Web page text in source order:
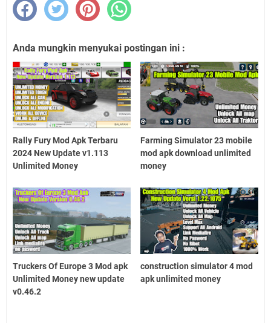
Anda mungkin menyukai postingan ini :
Rally Fury Mod Apk Terbaru
2024 New Update v1.113
Unlimited Money
Farming Simulator 23 mobile
mod apk download unlimited
money
Truckers Of Europe 3 Mod apk
Unlimited Money new update
v0.46.2
construction simulator 4 mod
apk unlimited money